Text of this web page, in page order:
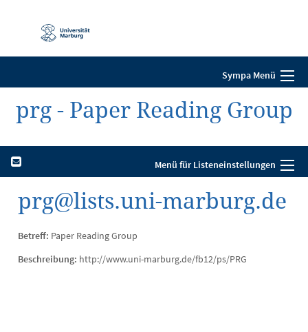
Navigation
Sympa Menü
prg - Paper Reading Group
Menü für Listeneinstellungen
prg@lists.uni-marburg.de
Betreff: Paper Reading Group
Beschreibung: http://www.uni-marburg.de/fb12/ps/PRG